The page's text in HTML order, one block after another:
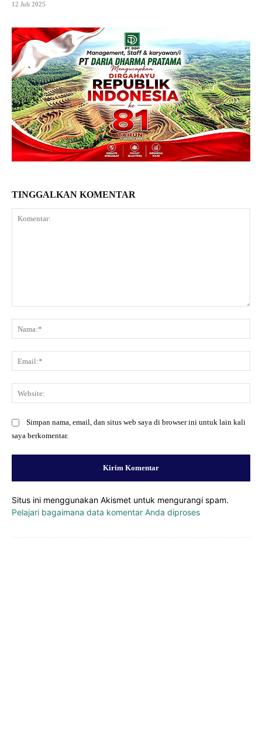
12 Juli 2025
TINGGALKAN KOMENTAR
Simpan nama, email, dan situs web saya di browser ini untuk lain kali
saya berkomentar.
Situs ini menggunakan Akismet untuk mengurangi spam.
Pelajari bagaimana data komentar Anda diproses